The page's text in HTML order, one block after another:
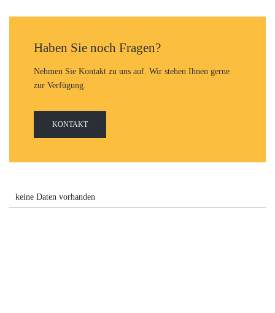
Haben Sie noch Fragen?
Nehmen Sie Kontakt zu uns auf. Wir stehen Ihnen gerne
zur Verfügung.
KONTAKT
keine Daten vorhanden